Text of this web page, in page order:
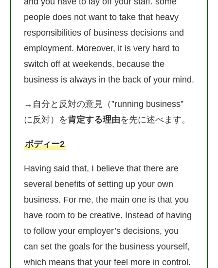
people does not want to take that heavy
responsibilities of business decisions and
employment. Moreover, it is very hard to
switch off at weekends, because the
business is always in the back of your mind.
→自分と反対の意見（”running business”
に反対）を肯定する理由を先に述べます。
ボディー2
Having said that, I believe that there are
several benefits of setting up your own
business. For me, the main one is that you
have room to be creative. Instead of having
to follow your employer’s decisions, you
can set the goals for the business yourself,
which means that your feel more in control.